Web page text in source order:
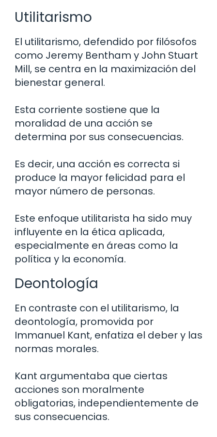
Utilitarismo
El utilitarismo, defendido por filósofos
como Jeremy Bentham y John Stuart
Mill, se centra en la maximización del
bienestar general.
Esta corriente sostiene que la
moralidad de una acción se
determina por sus consecuencias.
Es decir, una acción es correcta si
produce la mayor felicidad para el
mayor número de personas.
Este enfoque utilitarista ha sido muy
influyente en la ética aplicada,
especialmente en áreas como la
política y la economía.
Deontología
En contraste con el utilitarismo, la
deontología, promovida por
Immanuel Kant, enfatiza el deber y las
normas morales.
Kant argumentaba que ciertas
acciones son moralmente
obligatorias, independientemente de
sus consecuencias.